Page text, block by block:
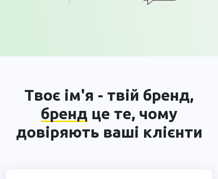
Твоє ім'я - твій бренд,
бренд це те, чому
довіряють ваші клієнти